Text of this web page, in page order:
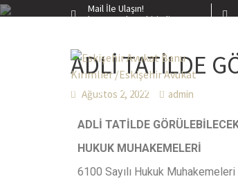
Mail İle Ulaşın!
banu@avbanukirimlier.com
ESKIŞEHIR AVUKAT BANU
ADLİ TATİLDE
Ağustos 2, 2022 admin
ADLİ TATİLDE
HUKUK MUHAKEMELERİ
6100 Sayılı Hukuk